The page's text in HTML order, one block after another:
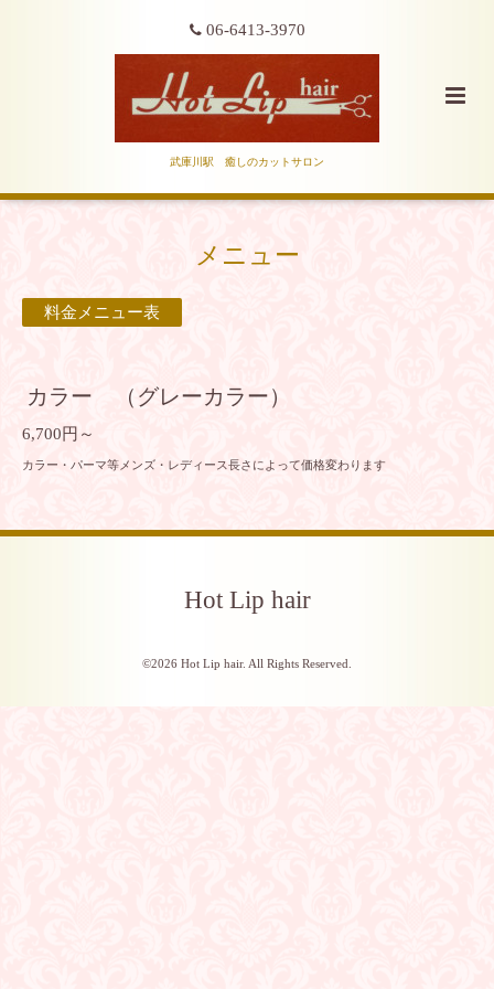
06-6413-3970
武庫川駅 癒しのカットサロン
メニュー
料金メニュー表
カラー （グレーカラー）
6,700円～
カラー・パーマ等メンズ・レディース長さによって価格変わります
Hot Lip hair
©2026 Hot Lip hair. All Rights Reserved.